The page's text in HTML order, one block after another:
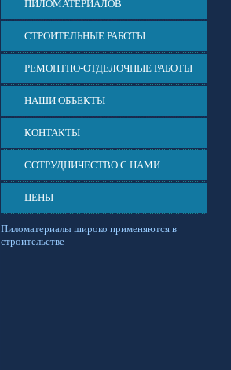
ПИЛОМАТЕРИАЛОВ
СТРОИТЕЛЬНЫЕ РАБОТЫ
РЕМОНТНО-ОТДЕЛОЧНЫЕ РАБОТЫ
НАШИ ОБЪЕКТЫ
КОНТАКТЫ
СОТРУДНИЧЕСТВО С НАМИ
ЦЕНЫ
Пиломатериалы широко применяются в
строительстве